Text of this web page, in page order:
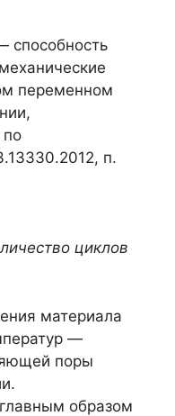
способность
переменном
по
п.
циклов
материала
—
поры
образом